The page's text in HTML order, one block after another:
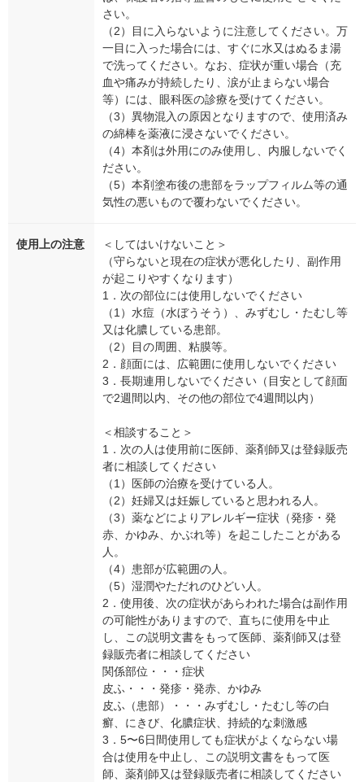
さい。
（2）目に入らないように注意してください。万
一目に入った場合には、すぐに水又はぬるま湯
で洗ってください。なお、症状が重い場合（充
血や痛みが持続したり、涙が止まらない場合
等）には、眼科医の診療を受けてください。
（3）異物混入の原因となりますので、使用済み
の綿棒を薬液に浸さないでください。
（4）本剤は外用にのみ使用し、内服しないでく
ださい。
（5）本剤塗布後の患部をラップフィルム等の通
気性の悪いもので覆わないでください。
使用上の注意
＜してはいけないこと＞
（守らないと現在の症状が悪化したり、副作用
が起こりやすくなります）
1．次の部位には使用しないでください
（1）水痘（水ぼうそう）、みずむし・たむし等
又は化膿している患部。
（2）目の周囲、粘膜等。
2．顔面には、広範囲に使用しないでください
3．長期連用しないでください（目安として顔面
で2週間以内、その他の部位で4週間以内）
＜相談すること＞
1．次の人は使用前に医師、薬剤師又は登録販売
者に相談してください
（1）医師の治療を受けている人。
（2）妊婦又は妊娠していると思われる人。
（3）薬などによりアレルギー症状（発疹・発
赤、かゆみ、かぶれ等）を起こしたことがある
人。
（4）患部が広範囲の人。
（5）湿潤やただれのひどい人。
2．使用後、次の症状があらわれた場合は副作用
の可能性がありますので、直ちに使用を中止
し、この説明文書をもって医師、薬剤師又は登
録販売者に相談してください
関係部位・・・症状
皮ふ・・・発疹・発赤、かゆみ
皮ふ（患部）・・・みずむし・たむし等の白
癬、にきび、化膿症状、持続的な刺激感
3．5〜6日間使用しても症状がよくならない場
合は使用を中止し、この説明文書をもって医
師、薬剤師又は登録販売者に相談してください